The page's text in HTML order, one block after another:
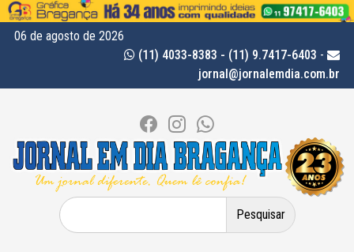
06 de agosto de 2026
(11) 4033-8383 - (11) 9.7417-6403 -
jornal@jornalemdia.com.br
Pesquisar
por: